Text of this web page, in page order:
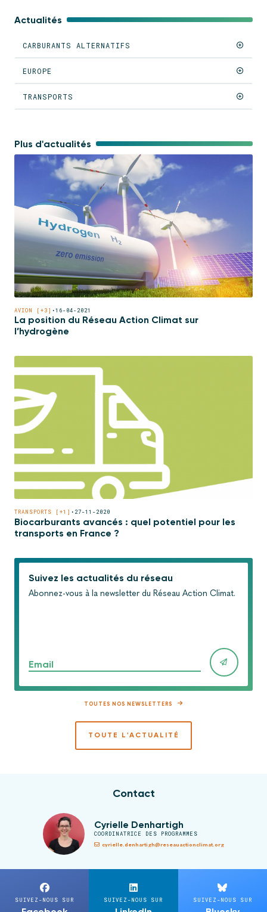
Actualités
CARBURANTS ALTERNATIFS
EUROPE
TRANSPORTS
Plus d'actualités
AVION [+3] •16-04-2021
La position du Réseau Action Climat sur
l’hydrogène
TRANSPORTS [+1] • 27-11-2020
Biocarburants avancés : quel potentiel pour les
transports en France ?
Suivez les actualités du réseau
Abonnez-vous à la newsletter du Réseau Action Climat.
Email
TOUTES NOS NEWSLETTERS
TOUTE L'ACTUALITÉ
Contact
Cyrielle Denhartigh
COORDINATRICE DES PROGRAMMES
cyrielle.denhartigh@reseauactionclimat.org
SUIVEZ-NOUS SUR SUIVEZ-NOUS SUR SUIVEZ-NOUS SUR